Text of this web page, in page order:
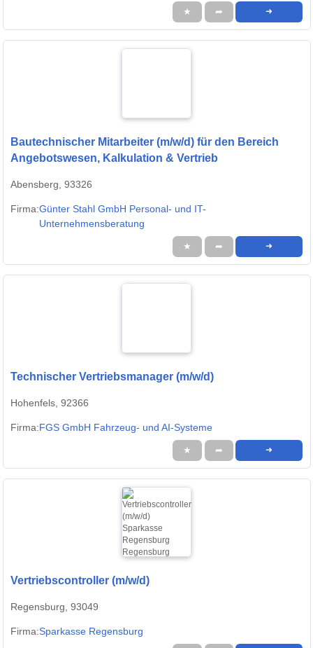
★ ➦ ➜
Bautechnischer Mitarbeiter (m/w/d) für den Bereich
Angebotswesen, Kalkulation & Vertrieb
Abensberg, 93326
Firma:Günter Stahl GmbH Personal- und IT-
Unternehmensberatung
★ ➦ ➜
Technischer Vertriebsmanager (m/w/d)
Hohenfels, 92366
Firma:FGS GmbH Fahrzeug- und AI-Systeme
★ ➦ ➜
Vertriebscontroller (m/w/d)
Regensburg, 93049
Firma:Sparkasse Regensburg